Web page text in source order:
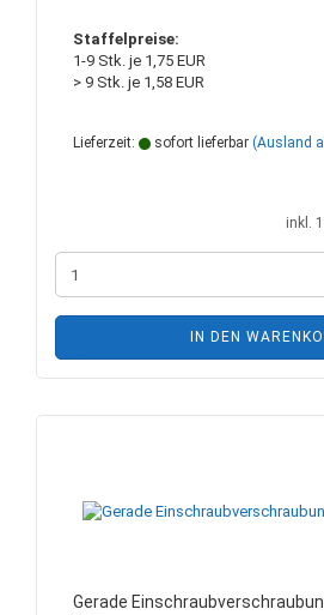
Staffelpreise:
1-9 Stk. je 1,75 EUR
> 9 Stk. je 1,58 EUR
Lieferzeit: sofort lieferbar (Ausland
inkl.
IN DEN
Gerade